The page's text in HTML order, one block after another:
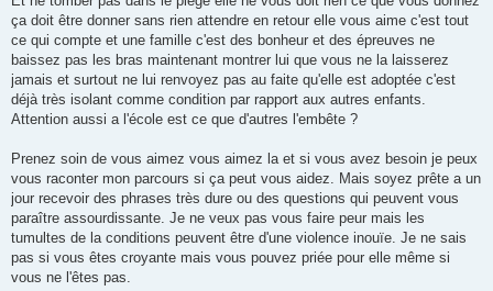
ça doit être donner sans rien attendre en retour elle vous aime c'est tout
ce qui compte et une famille c'est des bonheur et des épreuves ne
baissez pas les bras maintenant montrer lui que vous ne la laisserez
jamais et surtout ne lui renvoyez pas au faite qu'elle est adoptée c'est
déjà très isolant comme condition par rapport aux autres enfants.
Attention aussi a l'école est ce que d'autres l'embête ?
Prenez soin de vous aimez vous aimez la et si vous avez besoin je peux
vous raconter mon parcours si ça peut vous aidez. Mais soyez prête a un
jour recevoir des phrases très dure ou des questions qui peuvent vous
paraître assourdissante. Je ne veux pas vous faire peur mais les
tumultes de la conditions peuvent être d'une violence inouïe. Je ne sais
pas si vous êtes croyante mais vous pouvez priée pour elle même si
vous ne l'êtes pas.